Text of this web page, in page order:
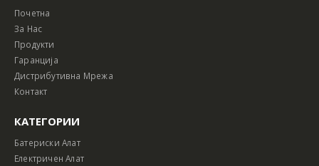
Почетна
За Нас
Продукти
Гаранција
Дистрибутивна Мрежа
Контакт
КАТЕГОРИИ
Батериски Алат
Електричен Алат